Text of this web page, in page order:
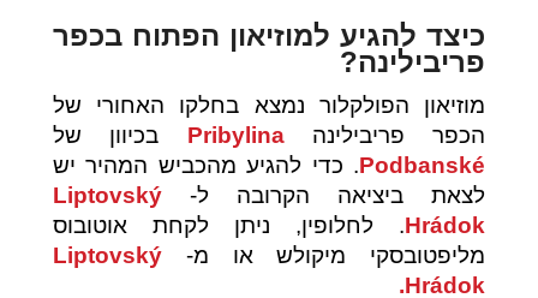
כיצד להגיע למוזיאון הפתוח בכפר
פריבילינה?
מוזיאון הפולקלור נמצא בחלקו האחורי של
הכפר פריבילינהPribylina בכיוון של
Podbanské. כדי להגיע מהכביש המהיר יש
לצאת ביציאה הקרובה ל-Liptovský
Hrádok. לחלופין, ניתן לקחת אוטובוס
מליפטובסקי מיקולש או מ-Liptovský
Hrádok.